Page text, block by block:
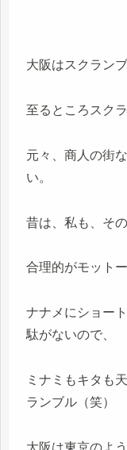
大阪はスクラン
至るところスクラ
元々、商人の街
い。
昔は、私も、そ
合理的がモット
ナナメにショー
駄がないので、
ミナミもキタも
ランブル（笑）
大阪は東京のよ